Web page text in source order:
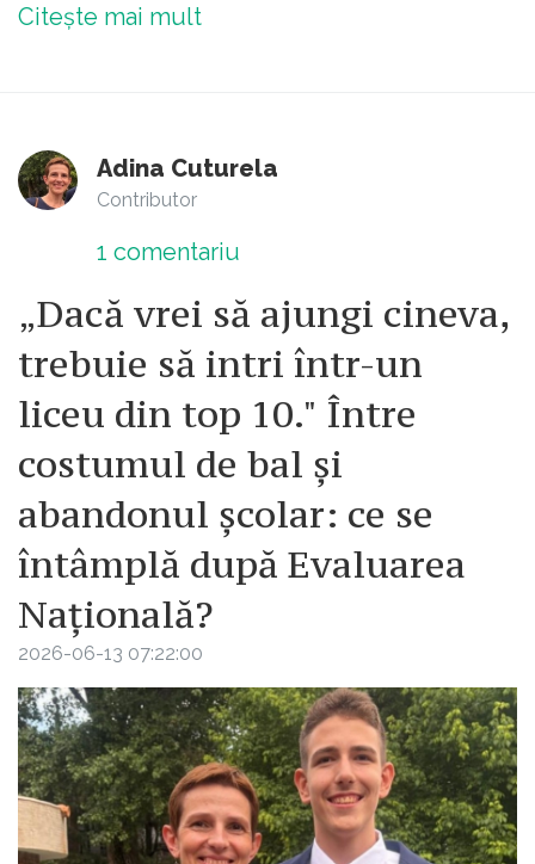
Citește mai mult
Adina Cuturela
Contributor
1 comentariu
„Dacă vrei să ajungi cineva,
trebuie să intri într-un
liceu din top 10." Între
costumul de bal și
abandonul școlar: ce se
întâmplă după Evaluarea
Națională?
2026-06-13 07:22:00